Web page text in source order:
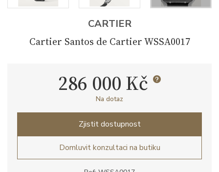
CARTIER
Cartier Santos de Cartier WSSA0017
286 000 Kč
Na dotaz
Zjistit dostupnost
Domluvit konzultaci na butiku